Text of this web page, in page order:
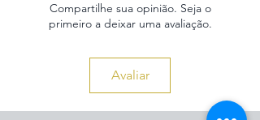
Compartilhe sua opinião. Seja o
primeiro a deixar uma avaliação.
Avaliar